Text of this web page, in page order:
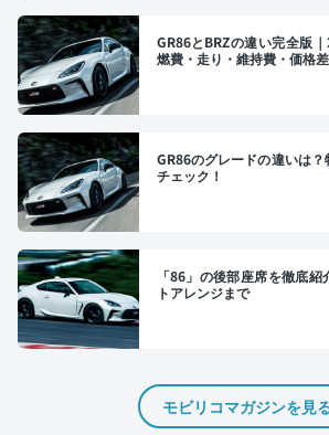
GR86とBRZの違い完全版
燃費・走り・維持費・価格
GR86のグレードの違いは
チェック！
「86」の後部座席を徹底
トアレンジまで
モビリコマガジンを見